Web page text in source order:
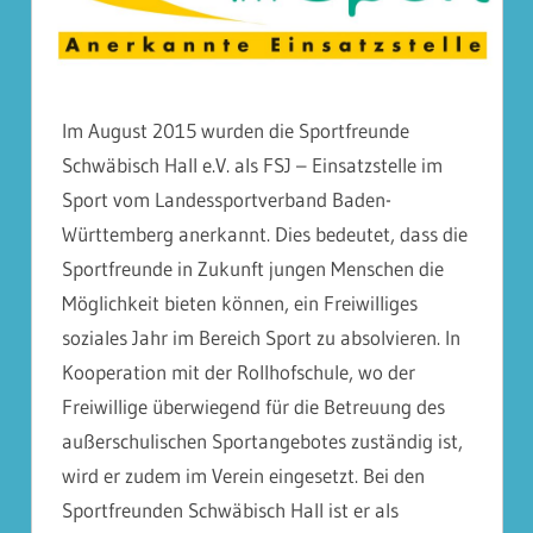
Im August 2015 wurden die Sportfreunde
Schwäbisch Hall e.V. als FSJ – Einsatzstelle im
Sport vom Landessportverband Baden-
Württemberg anerkannt. Dies bedeutet, dass die
Sportfreunde in Zukunft jungen Menschen die
Möglichkeit bieten können, ein Freiwilliges
soziales Jahr im Bereich Sport zu absolvieren. In
Kooperation mit der Rollhofschule, wo der
Freiwillige überwiegend für die Betreuung des
außerschulischen Sportangebotes zuständig ist,
wird er zudem im Verein eingesetzt. Bei den
Sportfreunden Schwäbisch Hall ist er als